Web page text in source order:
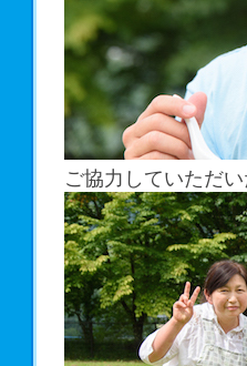
ご協力していただ